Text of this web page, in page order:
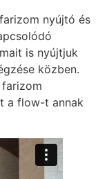
nyújtó és
is nyújtjuk
közben.
a flow-t annak